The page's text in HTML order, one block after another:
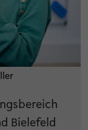
Bielefeld